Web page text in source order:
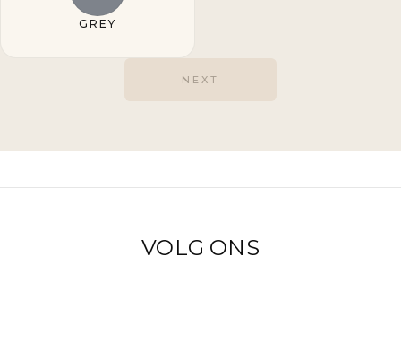
GREY
NEXT
VOLG ONS